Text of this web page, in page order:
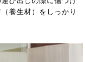
養生材）をしっかり